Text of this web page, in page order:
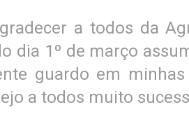
a todos da
dia 1º de março
guardo em
a todos muito